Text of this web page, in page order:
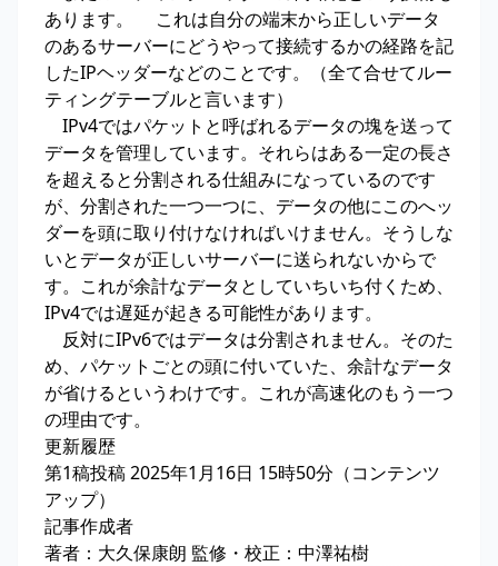
あります。 これは自分の端末から正しいデータ
のあるサーバーにどうやって接続するかの経路を記
したIPヘッダーなどのことです。（全て合せてルー
ティングテーブルと言います）
IPv4ではパケットと呼ばれるデータの塊を送って
データを管理しています。それらはある一定の長さ
を超えると分割される仕組みになっているのです
が、分割された一つ一つに、データの他にこのへッ
ダーを頭に取り付けなければいけません。そうしな
いとデータが正しいサーバーに送られないからで
す。これが余計なデータとしていちいち付くため、
IPv4では遅延が起きる可能性があります。
反対にIPv6ではデータは分割されません。そのた
め、パケットごとの頭に付いていた、余計なデータ
が省けるというわけです。これが高速化のもう一つ
の理由です。
更新履歴
第1稿投稿 2025年1月16日 15時50分（コンテンツ
アップ）
記事作成者
著者：大久保康朗 監修・校正： 中澤祐樹